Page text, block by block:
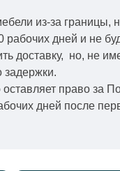
из-за границы,
дней и не
доставку, но, не
задержки.
право за
дней после